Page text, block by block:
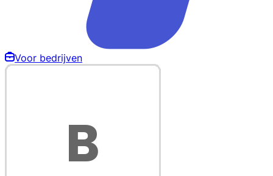
Voor bedrijven